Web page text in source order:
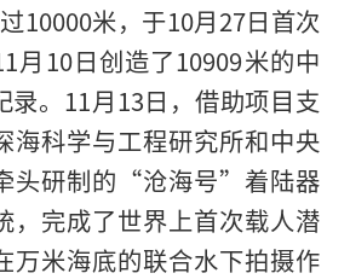
10000米，于10月27日首次
月10日创造了10909米的中
录。11月13日，借助项目支
海科学与工程研究所和中央
头研制的“沧海号”着陆器
，完成了世界上首次载人潜
万米海底的联合水下拍摄作